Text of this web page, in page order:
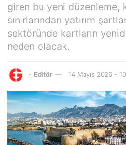
giren bu yeni düzenleme,
sınırlarından yatırım
sektöründe kartların
neden olacak.
- Editör 14 Mayıs 2026 -